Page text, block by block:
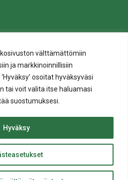
välttämättömiin
ja markkinoinnillisiin
osoitat hyväksyväsi
tai voit valita itse haluamasi
suostumuksesi.
Hyväksy
ylös
All rights reserved.